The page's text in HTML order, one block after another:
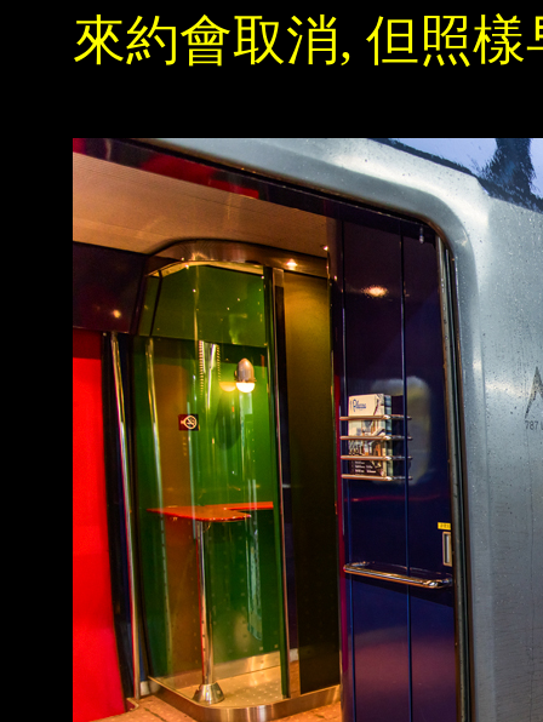
來約會取消, 但照樣